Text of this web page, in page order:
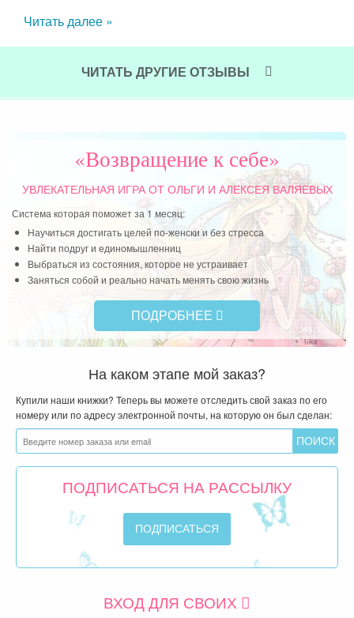
Читать далее »
ЧИТАТЬ ДРУГИЕ ОТЗЫВЫ
«Возвращение к себе»
УВЛЕКАТЕЛЬНАЯ ИГРАОТ ОЛЬГИ И АЛЕКСЕЯ ВАЛЯЕВЫХ
Система которая поможет за 1 месяц:
Научиться достигать целей по-женски и без стресса
Найти подруг и единомышленниц
Выбраться из состояния, которое не устраивает
Заняться собой и реально начать менять свою жизнь
ПОДРОБНЕЕ
На каком этапе мой заказ?
Купили наши книжки? Теперь вы можете отследить свой заказ по его
номеру или по адресу электронной почты, на которую он был сделан:
ПОДПИСАТЬСЯ НА РАССЫЛКУ
ВХОД ДЛЯ СВОИХ